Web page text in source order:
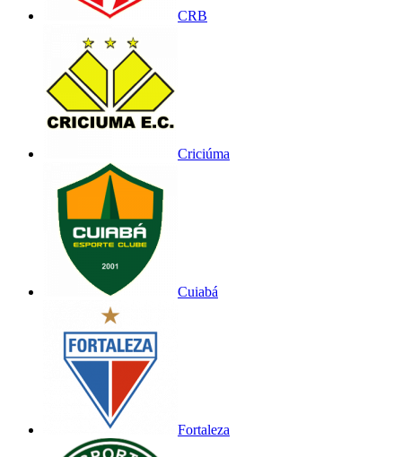
CRB
Criciúma
Cuiabá
Fortaleza